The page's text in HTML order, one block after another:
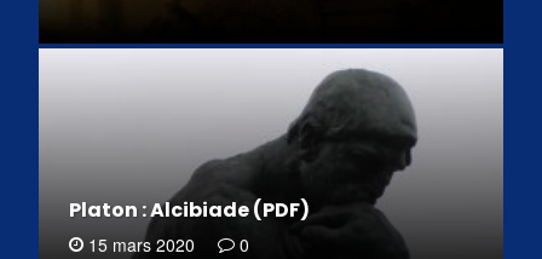
Platon : Alcibiade (PDF)
15 mars 2020 0